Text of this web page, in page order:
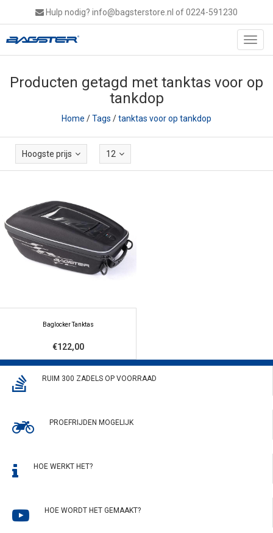
Hulp nodig? info@bagsterstore.nl of 0224-591230
Producten getagd met tanktas voor op
tankdop
Home /Tags /tanktas voor op tankdop
Hoogste prijs 12
Baglocker Tanktas
€122,00
RUIM 300 ZADELS OP VOORRAAD
PROEFRIJDEN MOGELIJK
HOE WERKT HET?
HOE WORDT HET GEMAAKT?